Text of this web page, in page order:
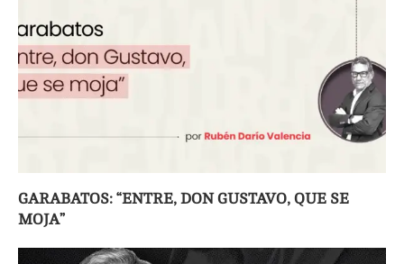
GARABATOS: “ENTRE, DON GUSTAVO, QUE SE
MOJA”